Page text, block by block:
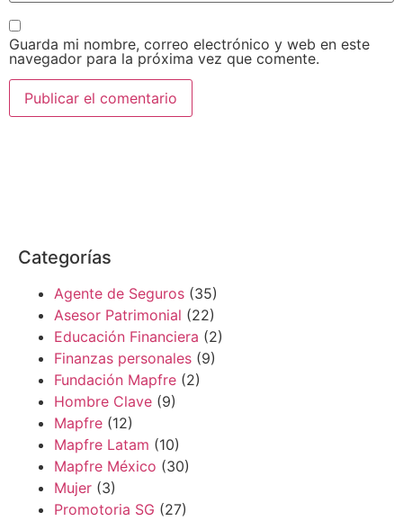
Guarda mi nombre, correo electrónico y web en este
navegador para la próxima vez que comente.
Categorías
Agente de Seguros (35)
Asesor Patrimonial (22)
Educación Financiera (2)
Finanzas personales (9)
Fundación Mapfre (2)
Hombre Clave (9)
Mapfre (12)
Mapfre Latam (10)
Mapfre México (30)
Mujer (3)
Promotoria SG (27)